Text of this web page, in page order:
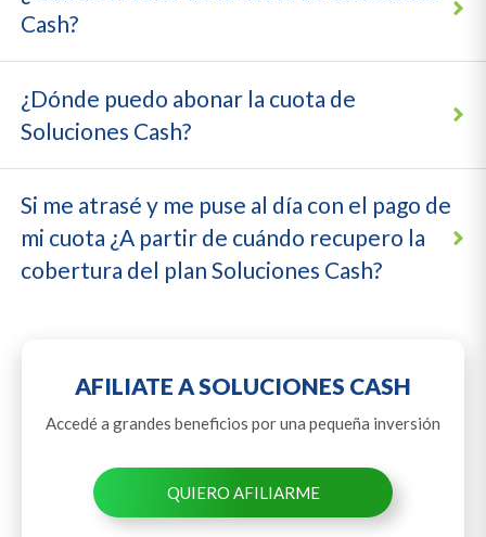
Cash?
¿Dónde puedo abonar la cuota de
Soluciones Cash?
Si me atrasé y me puse al día con el pago de
mi cuota ¿A partir de cuándo recupero la
cobertura del plan Soluciones Cash?
AFILIATE A SOLUCIONES CASH
Accedé a grandes beneficios por una pequeña inversión
QUIERO AFILIARME